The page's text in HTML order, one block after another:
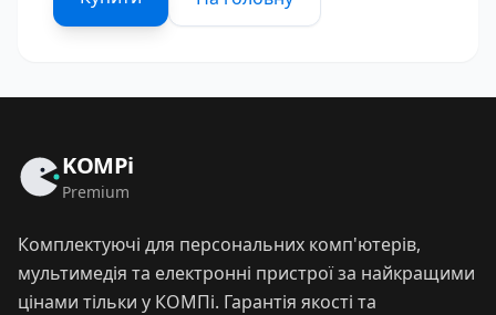
KOMPi
Premium
Комплектуючі для персональних комп'ютерів,
мультимедія та електронні пристрої за найкращими
цінами тільки у КОМПі. Гарантія якості та